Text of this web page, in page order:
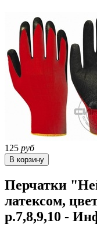
125 руб
Перчатки
латексом,
р.7,8,9,10 -